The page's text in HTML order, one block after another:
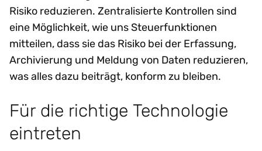
Risiko reduzieren. Zentralisierte Kontrollen sind
eine Möglichkeit, wie uns Steuerfunktionen
mitteilen, dass sie das Risiko bei der Erfassung,
Archivierung und Meldung von Daten reduzieren,
was alles dazu beiträgt, konform zu bleiben.
Für die richtige Technologie
eintreten